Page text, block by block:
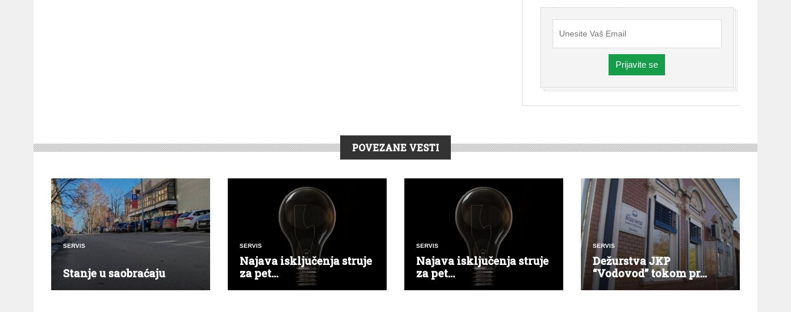
Prijavite se
POVEZANE VESTI
SERVIS
Stanje u saobraćaju
SERVIS
Najava isključenja struje
za pet...
SERVIS
Najava isključenja struje
za pet...
SERVIS
Dežurstva JKP
“Vodovod” tokom pr...